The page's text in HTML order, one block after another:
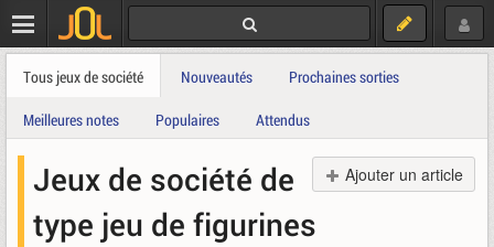
Tous jeux de société Nouveautés Prochaines sorties
Meilleures notes Populaires Attendus
Ajouter un article
Jeux de société de
type jeu de figurines